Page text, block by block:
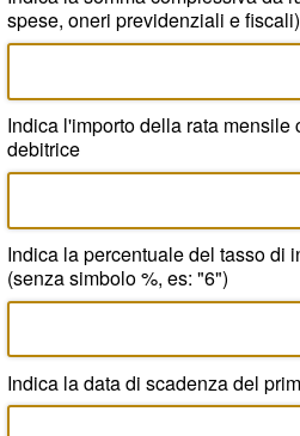
spese, oneri previdenziali e fiscali)
Indica l'importo della rata mensile
debitrice
Indica la percentuale del tasso di
(senza simbolo %, es: "6")
Indica la data di scadenza del